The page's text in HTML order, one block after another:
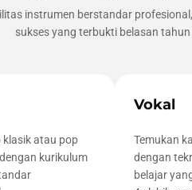
instrumen berstandar
sukses yang terbukti belasan
klasik atau pop
kurikulum
Vokal
Temukan
dengan
belajar